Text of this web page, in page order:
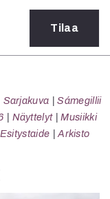
Tilaa
Sarjakuva
Sámegillii
Näyttelyt
Musiikki
Esitystaide Arkisto